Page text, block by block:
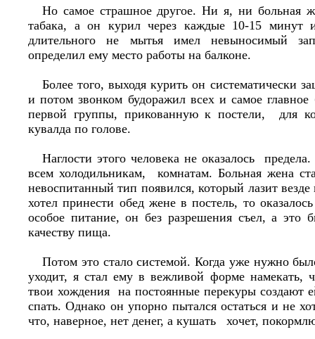
Но самое страшное другое. Ни я, ни больная
табака, а он курил через каждые 10-15 минут
длительного не мытья имел невыносимый
определил ему место работы на балконе.
Более того, выходя курить он систематически
и потом звонком будоражил всех и самое
первой группы, прикованную к постели, для
кувалда по голове.
Наглости этого человека не оказалось
всем холодильникам, комнатам. Больная жена
невоспитанный тип появился, который лазит
хотел принести обед жене в постель, то
особое питание, он без разрешения съел, а это
качеству пища.
Потом это стало системой. Когда уже нужно
уходит, я стал ему в вежливой форме намекать,
твои хождения на постоянные перекуры создают
спать. Однако он упорно пытался остаться и не
что, наверное, нет денег, а кушать хочет,